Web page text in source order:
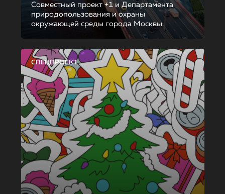
Совместный проект +1 и Департамента
природопользования и охраны
окружающей среды города Москвы
СПЕЦПРОЕКТ